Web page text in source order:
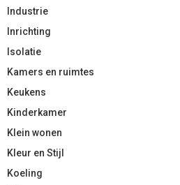
Industrie
Inrichting
Isolatie
Kamers en ruimtes
Keukens
Kinderkamer
Klein wonen
Kleur en Stijl
Koeling